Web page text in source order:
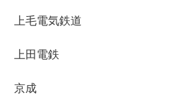
上毛電気鉄道
上田電鉄
京成